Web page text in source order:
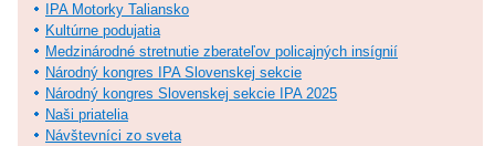
IPA Motorky Taliansko
Kultúrne podujatia
Medzinárodné stretnutie zberateľov policajných insígnií
Národný kongres IPA Slovenskej sekcie
Národný kongres Slovenskej sekcie IPA 2025
Naši priatelia
Návštevníci zo sveta